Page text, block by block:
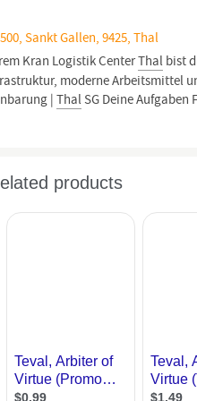
Sankt Gallen, 9425, Thal
Kran Logistik CenterThal bist
moderne Arbeitsmittel
|Thal SG Deine